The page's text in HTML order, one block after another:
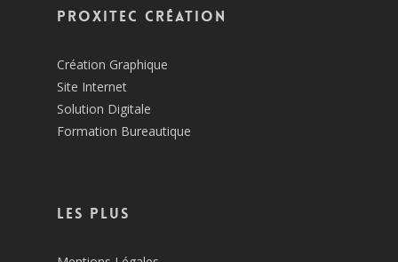
Proxitec Création
Création Graphique
Site Internet
Solution Digitale
Formation Bureautique
Les plus